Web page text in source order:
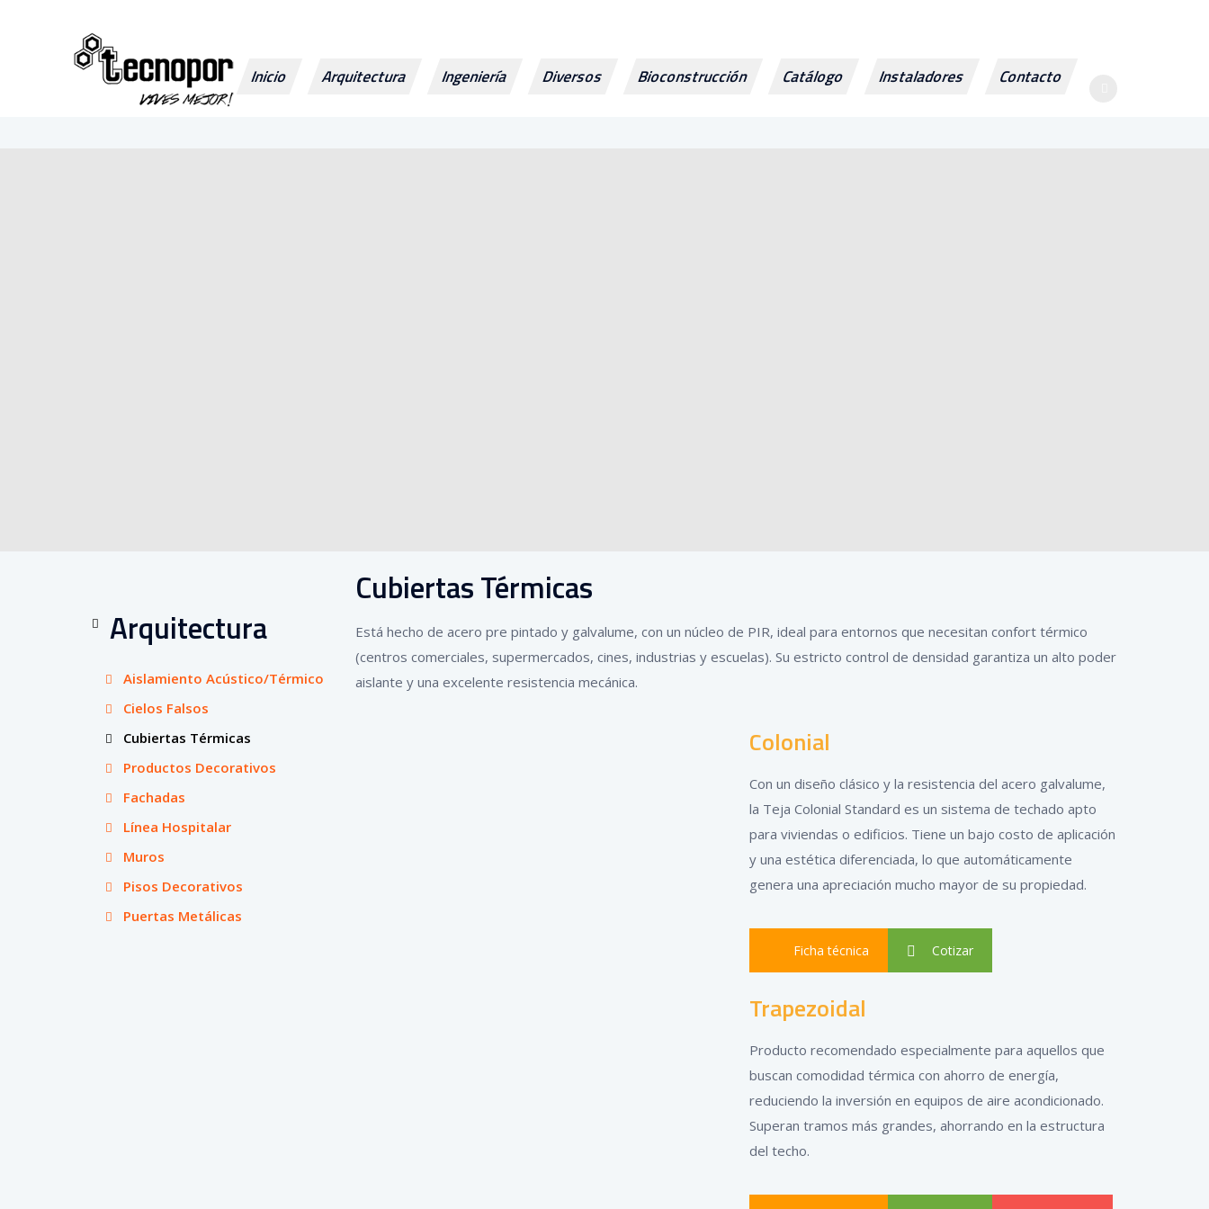
Inicio Arquitectura Ingeniería Diversos Bioconstrucción Catálogo Instaladores Contacto
Arquitectura
Aislamiento Acústico/Térmico
Cielos Falsos
Cubiertas Térmicas
Productos Decorativos
Fachadas
Línea Hospitalar
Muros
Pisos Decorativos
Puertas Metálicas
Cubiertas Térmicas
Está hecho de acero pre pintado y galvalume, con un núcleo de PIR, ideal para entornos que necesitan confort térmico
(centros comerciales, supermercados, cines, industrias y escuelas). Su estricto control de densidad garantiza un alto poder
aislante y una excelente resistencia mecánica.
Colonial
Con un diseño clásico y la resistencia del acero galvalume,
la Teja Colonial Standard es un sistema de techado apto
para viviendas o edificios. Tiene un bajo costo de aplicación
y una estética diferenciada, lo que automáticamente
genera una apreciación mucho mayor de su propiedad.
Ficha técnica Cotizar
Trapezoidal
Producto recomendado especialmente para aquellos que
buscan comodidad térmica con ahorro de energía,
reduciendo la inversión en equipos de aire acondicionado.
Superan tramos más grandes, ahorrando en la estructura
del techo.